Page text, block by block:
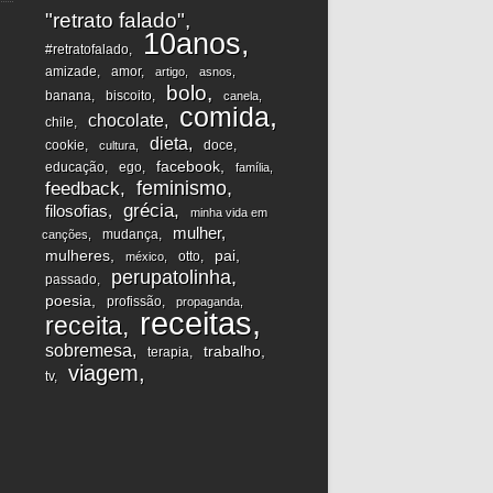
"retrato falado"
#retratofalado 10anos
amizade amor artigo asnos
banana biscoito bolo canela
chile chocolate comida
cookie cultura dieta
doce
educação
ego facebook família
feedback feminismo
filosofias grécia
minha vida em
canções
mudança mulher
mulheres méxico otto pai
passado perupatolinha
poesia profissão propaganda
receita receitas
sobremesa terapia trabalho
tv viagem